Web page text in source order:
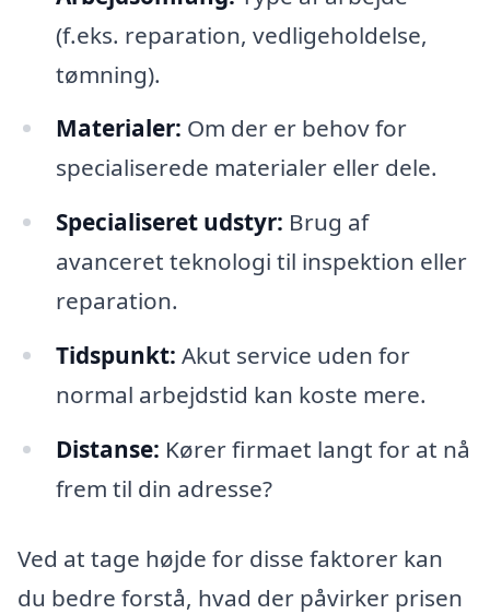
(f.eks. reparation, vedligeholdelse,
tømning).
Materialer: Om der er behov for
specialiserede materialer eller dele.
Specialiseret udstyr: Brug af
avanceret teknologi til inspektion eller
reparation.
Tidspunkt: Akut service uden for
normal arbejdstid kan koste mere.
Distanse: Kører firmaet langt for at nå
frem til din adresse?
Ved at tage højde for disse faktorer kan
du bedre forstå, hvad der påvirker prisen